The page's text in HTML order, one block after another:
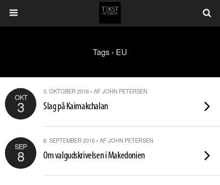
Tags › EU
OKT
3
3. OKTOBER 2016 • AF JOHN PETERSEN
Slag på Kaimakchalan
SEP
8
8. SEPTEMBER 2016 • AF JOHN PETERSEN
Om valgudskrivelsen i Makedonien